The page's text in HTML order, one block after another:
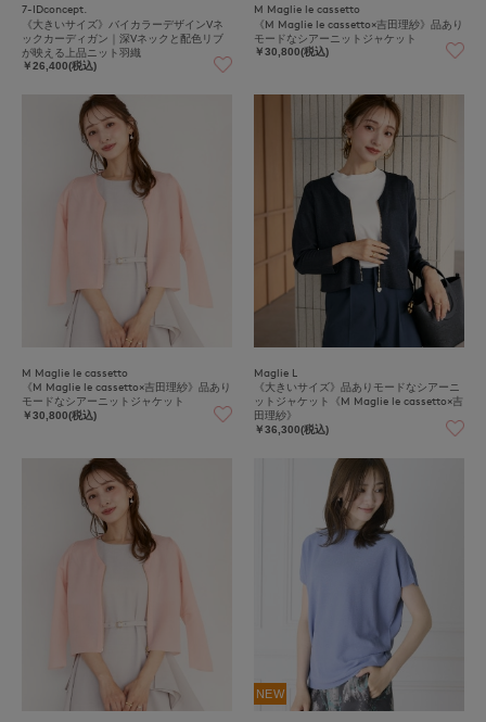
7-IDconcept.
《大きいサイズ》バイカラーデザインVネ
ックカーディガン｜深Vネックと配色リブ
が映える上品ニット羽織
￥26,400(税込)
M Maglie le cassetto
《M Maglie le cassetto×吉田理紗》品あり
モードなシアーニットジャケット
￥30,800(税込)
M Maglie le cassetto
《M Maglie le cassetto×吉田理紗》品あり
モードなシアーニットジャケット
￥30,800(税込)
Maglie L
《大きいサイズ》品ありモードなシアーニ
ットジャケット《M Maglie le cassetto×吉
田理紗》
￥36,300(税込)
NEW